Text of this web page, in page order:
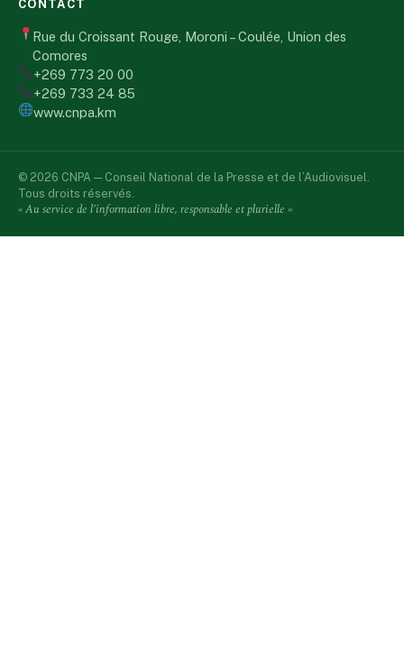
CONTACT
Rue du Croissant Rouge, Moroni – Coulée, Union des
Comores
+269 773 20 00
+269 733 24 85
www.cnpa.km
© 2026 CNPA — Conseil National de la Presse et de l’Audiovisuel.
Tous droits réservés.
« Au service de l’information libre, responsable et plurielle »